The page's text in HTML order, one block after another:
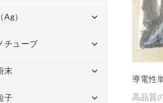
）
チューブ
末
子
導電性
高品質